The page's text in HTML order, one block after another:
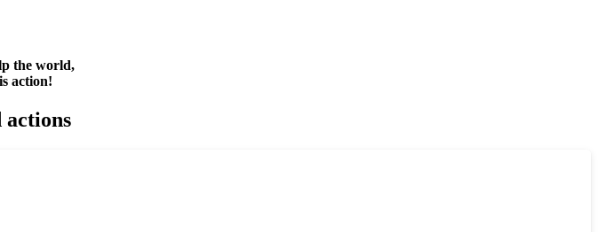
the world,
action!
actions